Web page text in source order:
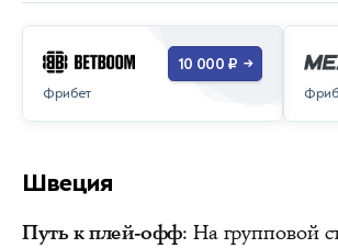
Фрибет
10 000 ₽ →
Швеция
Путь к плей-офф: На групповой